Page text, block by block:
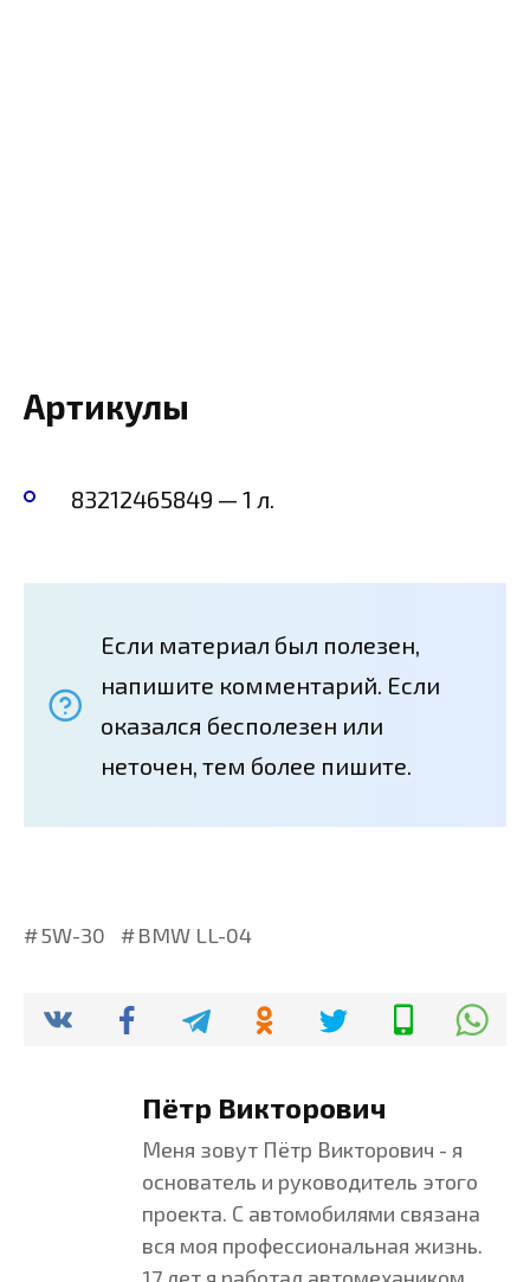
Артикулы
83212465849 — 1 л.
Если материал был полезен,
напишите комментарий. Если
оказался бесполезен или
неточен, тем более пишите.
5W-30 BMW LL-04
Пётр Викторович
Меня зовут Пётр Викторович - я
основатель и руководитель этого
проекта. С автомобилями связана
вся моя профессиональная жизнь.